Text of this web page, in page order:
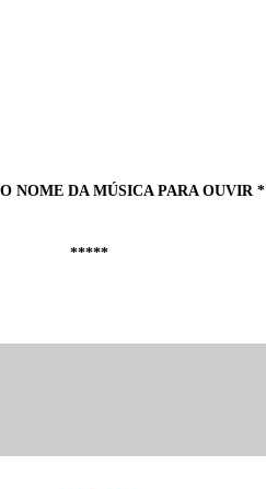
NOME DA MÚSICA PARA OUVIR *
*****